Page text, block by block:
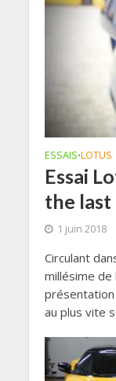
ESSAIS•LOTUS
Essai
the
1 juin 2018
Circulant
millésime de
présentation
au plus vite